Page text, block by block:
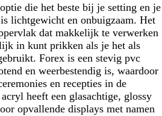
die het beste bij je setting en je
lichtgewicht en onbuigzaam. Het
dat makkelijk te verwerken
in kunt prikken als je het als
Forex is een stevig pvc
en weerbestendig is, waardoor
en recepties in de
heeft een glasachtige, glossy
opvallende displays met namen